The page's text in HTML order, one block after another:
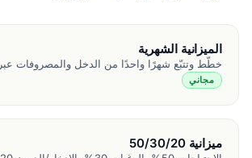
الميزانية الشهرية
خطّط وتتبّع شهرًا واحدًا من الدخل والمصروفات عبر 12 فئة.
مجاني
ميزانية 50/30/20